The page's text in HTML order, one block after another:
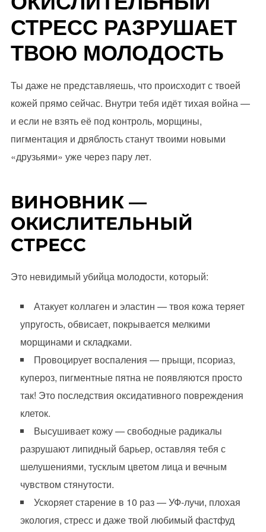
СТРЕСС РАЗРУШАЕТ
ТВОЮ МОЛОДОСТЬ
Ты даже не представляешь, что происходит с твоей
кожей прямо сейчас. Внутри тебя идёт тихая война —
и если не взять её под контроль, морщины,
пигментация и дряблость станут твоими новыми
«друзьями» уже через пару лет.
ВИНОВНИК —
ОКИСЛИТЕЛЬНЫЙ
СТРЕСС
Это невидимый убийца молодости, который:
Атакует коллаген и эластин — твоя кожа теряет
упругость, обвисает, покрывается мелкими
морщинами и складками.
Провоцирует воспаления — прыщи, псориаз,
купероз, пигментные пятна не появляются просто
так! Это последствия оксидативного повреждения
клеток.
Высушивает кожу — свободные радикалы
разрушают липидный барьер, оставляя тебя с
шелушениями, тусклым цветом лица и вечным
чувством стянутости.
Ускоряет старение в 10 раз — УФ-лучи, плохая
экология, стресс и даже твой любимый фастфуд